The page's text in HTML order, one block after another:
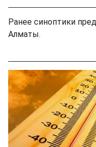
Ранее синоптики
Алматы.